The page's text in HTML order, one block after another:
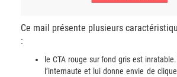
Ce mail présente plusieurs
:
le CTA rouge sur fond gris est
l’internaute et lui donne envie de